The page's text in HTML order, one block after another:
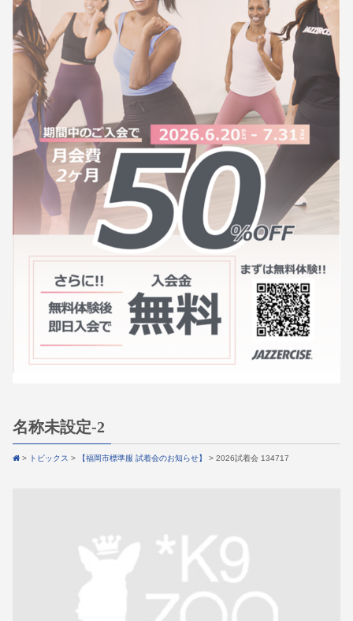
名称未設定-2
> トピックス > 【福岡市標準服 試着会のお知らせ】 > 2026試着会 134717